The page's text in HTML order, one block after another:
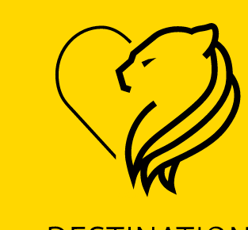
LOGO
Brasserie du Mont Cassel
PRODUITS LOCAUX BIÈRES PRODUITS DU TERROIR
340 Route de Dunkerque, 59670 Cassel
Ajouter aux favoris